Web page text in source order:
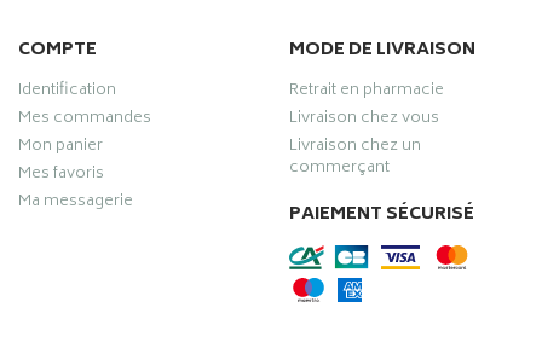
COMPTE
Identification
Mes commandes
Mon panier
Mes favoris
Ma messagerie
MODE DE LIVRAISON
Retrait en pharmacie
Livraison chez vous
Livraison chez un
commerçant
PAIEMENT SÉCURISÉ